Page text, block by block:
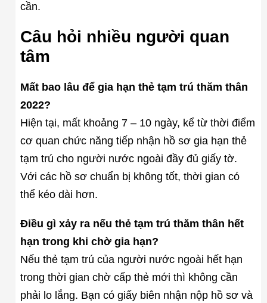
cần.
Câu hỏi nhiều người quan
tâm
Mất bao lâu để gia hạn thẻ tạm trú thăm thân
2022?
Hiện tại, mất khoảng 7 – 10 ngày, kể từ thời điểm
cơ quan chức năng tiếp nhận hồ sơ gia hạn thẻ
tạm trú cho người nước ngoài đầy đủ giấy tờ.
Với các hồ sơ chuẩn bị không tốt, thời gian có
thể kéo dài hơn.
Điều gì xảy ra nếu thẻ tạm trú thăm thân hết
hạn trong khi chờ gia hạn?
Nếu thẻ tạm trú của người nước ngoài hết hạn
trong thời gian chờ cấp thẻ mới thì không cần
phải lo lắng. Bạn có giấy biên nhận nộp hồ sơ và